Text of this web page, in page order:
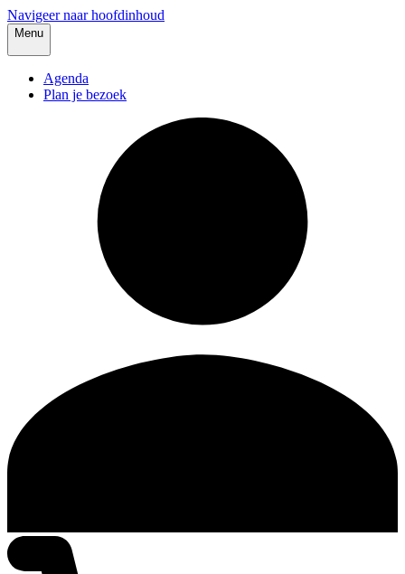
Navigeer naar hoofdinhoud
Menu
Agenda
Plan je bezoek